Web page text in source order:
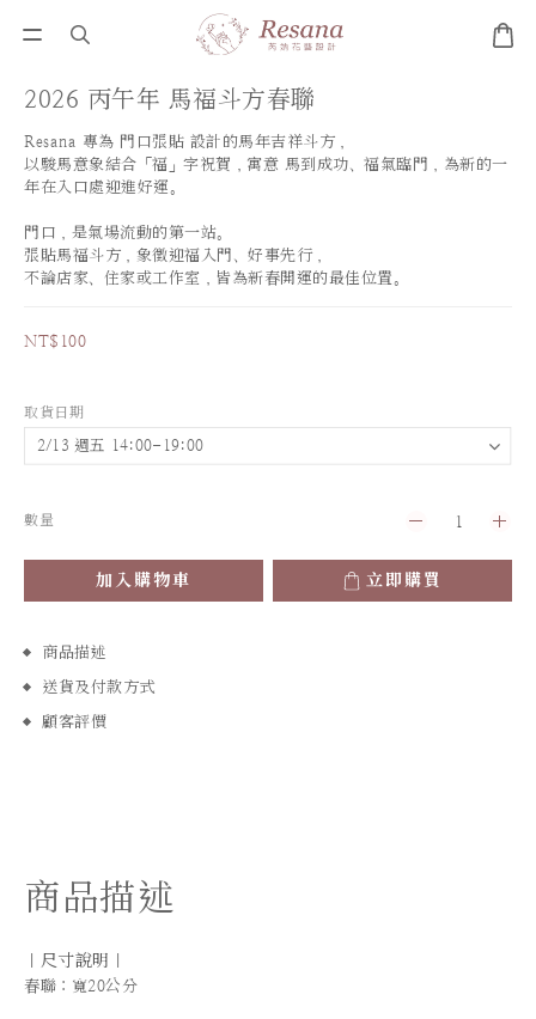
2026 丙午年 馬福斗方春聯
Resana 專為 門口張貼 設計的馬年吉祥斗方，
以駿馬意象結合「福」字祝賀，寓意 馬到成功、福氣臨門，為新的一
年在入口處迎進好運。
門口，是氣場流動的第一站。
張貼馬福斗方，象徵迎福入門、好事先行，
不論店家、住家或工作室，皆為新春開運的最佳位置。
NT$100
取貨日期
數量
加入購物車 立即購買
商品描述
送貨及付款方式
顧客評價
商品描述
｜尺寸說明｜
春聯：寬20公分